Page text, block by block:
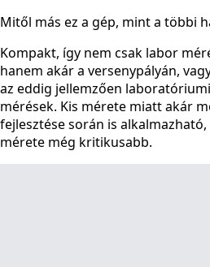
Mitől más ez a gép, mint a többi
Kompakt, így nem csak labor
hanem akár a versenypályán,
az eddig jellemzően
mérések. Kis mérete miatt akár
fejlesztése során is
mérete még kritikusabb.